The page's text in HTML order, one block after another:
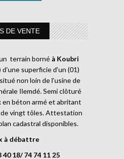
DE VENTE
terrain borné à Koubri
d’une superficie d’un (01)
non loin de l’usine de
Ilemdé. Semi clôturé
en béton armé et abritant
vingt tôles. Attestation
cadastral disponibles.
à débattre
40 18/ 74 74 11 25